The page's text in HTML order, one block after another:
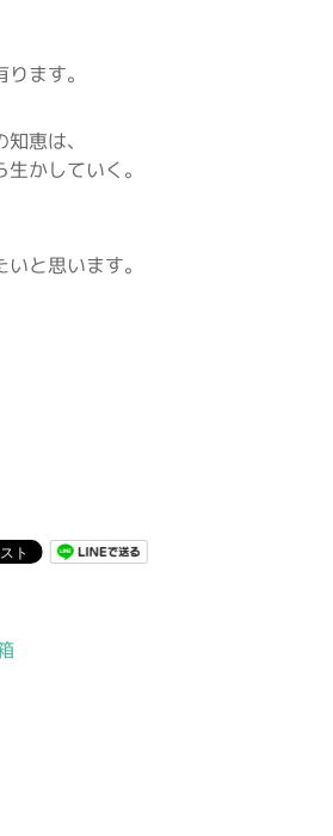
ます。
恵は、
かしていく。
と思います。